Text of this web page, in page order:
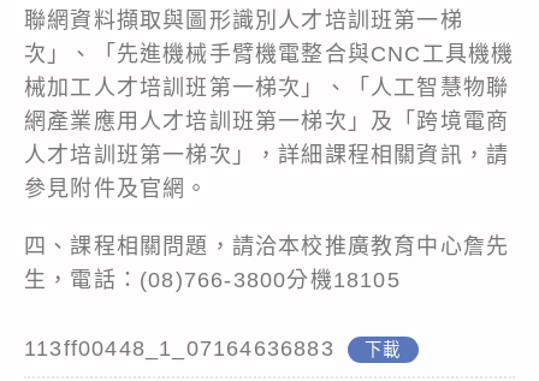
聯網資料擷取與圖形識別人才培訓班第一梯
次」、「先進機械手臂機電整合與CNC工具機機
械加工人才培訓班第一梯次」、「人工智慧物聯
網產業應用人才培訓班第一梯次」及「跨境電商
人才培訓班第一梯次」，詳細課程相關資訊，請
參見附件及官網。
四、課程相關問題，請洽本校推廣教育中心詹先
生，電話：(08)766-3800分機18105
113ff00448_1_07164636883 下載